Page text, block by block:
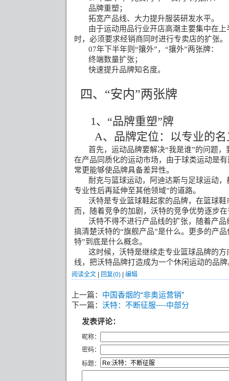
品牌重塑；
拓宽产品线、大力提升服装研发水平。
由于运动用品行业开店高潮主要集中在
时，必须要求经销商同时进行专卖店的扩张。
07年下半年则“攘外”，“攘外”两张牌：
终端数量扩张；
快速提升品牌知名度。
四、“安内”两张牌
1、“品牌重塑”牌
A、品牌定位：以专业的
首先，运动品牌要解决“我是谁”的问题
在产品同质化的运动市场，由于球类运动是
常更能够使品牌具备差异性。
耐克与篮球运动，阿迪达斯与足球运动
专业性后再延伸至其他领域”的道路。
沃特是专业篮球鞋起家的品牌，在篮球
而，随着竞争的加剧，沃特的竞争优势逐步
沃特不得不进行产品线的扩张，随着产
搞清楚沃特的“旗舰产品”是什么。更多的产
特”到底是什么概念。
这时候，沃特是继续走专业篮球品牌的
线，把沃特品牌打造成为一个休闲运动的品牌
阅读全文 回复(0) 编辑
上一篇： 中国香烟的“非奥运营销”
下一篇： 沃特：不断征服----中部分
发表评论：
昵称：
密码：
标题：